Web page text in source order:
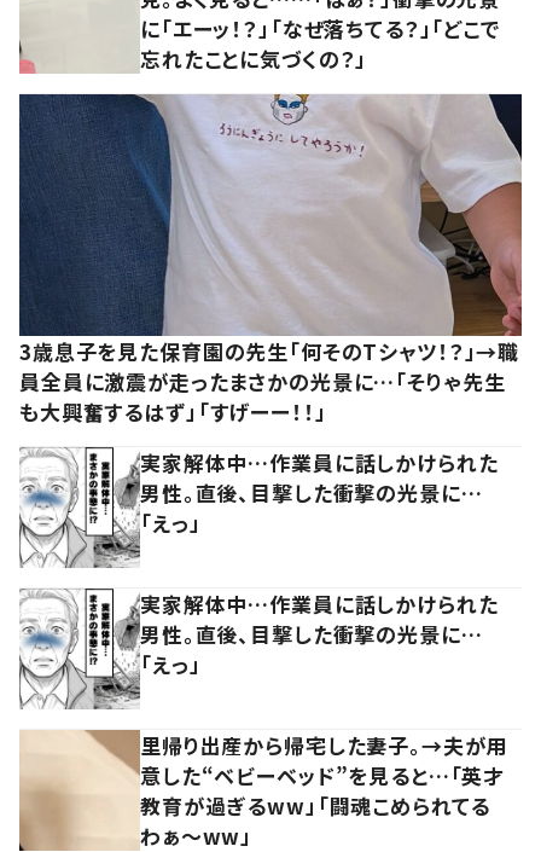
に「エーッ！？」「なぜ落ちてる？」「どこで
忘れたことに気づくの？」
3歳息子を見た保育園の先生「何そのTシャツ！？」→職
員全員に激震が走ったまさかの光景に…「そりゃ先生
も大興奮するはず」「すげーー！！」
実家解体中…作業員に話しかけられた
男性。直後、目撃した衝撃の光景に…
「えっ」
実家解体中…作業員に話しかけられた
男性。直後、目撃した衝撃の光景に…
「えっ」
里帰り出産から帰宅した妻子。→夫が用
意した“ベビーベッド”を見ると…「英才
教育が過ぎるww」「闘魂こめられてる
わぁ～ww」